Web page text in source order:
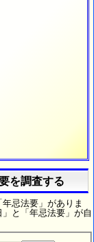
を調査する
忌法要」がありま
と「年忌法要」が自